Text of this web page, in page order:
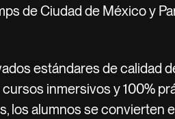
de Ciudad de México y
estándares de calidad
inmersivos y 100%
los alumnos se convierten